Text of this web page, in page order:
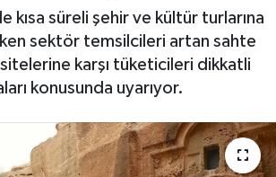
kısa süreli şehir ve kültür turlarına
sektör temsilcileri artan sahte
karşı tüketicileri dikkatli
konusunda uyarıyor.
Haberleri